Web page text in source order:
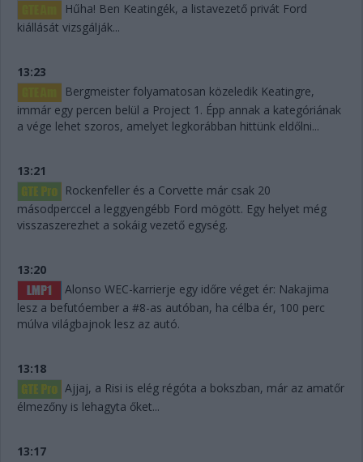
Hűha! Ben Keatingék, a listavezető privát Ford
kiállását vizsgálják...
13:23
Bergmeister folyamatosan közeledik Keatingre,
immár egy percen belül a Project 1. Épp annak a kategóriának
a vége lehet szoros, amelyet legkorábban hittünk eldőlni...
13:21
Rockenfeller és a Corvette már csak 20
másodperccel a leggyengébb Ford mögött. Egy helyet még
visszaszerezhet a sokáig vezető egység.
13:20
Alonso WEC-karrierje egy időre véget ér: Nakajima
lesz a befutóember a #8-as autóban, ha célba ér, 100 perc
múlva világbajnok lesz az autó.
13:18
Ajjaj, a Risi is elég régóta a bokszban, már az amatőr
élmezőny is lehagyta őket...
13:17